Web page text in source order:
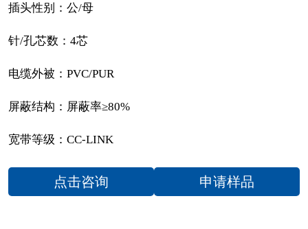
插头性别：公/母
针/孔芯数：4芯
电缆外被：PVC/PUR
屏蔽结构：屏蔽率≥80%
宽带等级：CC-LINK
点击咨询 申请样品